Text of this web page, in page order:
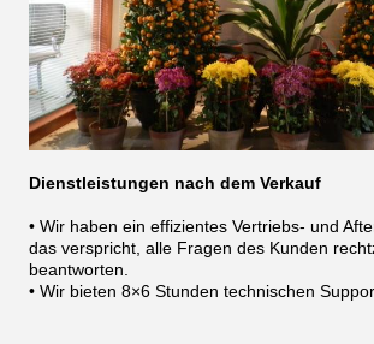
Dienstleistungen nach dem Verkauf
• Wir haben ein effizientes Vertriebs- und
das verspricht, alle Fragen des Kunden
beantworten.
• Wir bieten 8×6 Stunden technischen